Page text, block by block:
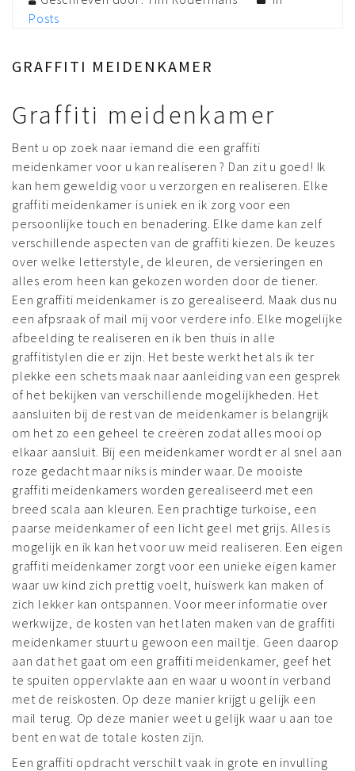
Posts
GRAFFITI MEIDENKAMER
Graffiti meidenkamer
Bent u op zoek naar iemand die een graffiti
meidenkamer voor u kan realiseren ? Dan zit u goed! Ik
kan hem geweldig voor u verzorgen en realiseren. Elke
graffiti meidenkamer is uniek en ik zorg voor een
persoonlijke touch en benadering. Elke dame kan zelf
verschillende aspecten van de graffiti kiezen. De keuzes
over welke letterstyle, de kleuren, de versieringen en
alles erom heen kan gekozen worden door de tiener.
Een graffiti meidenkamer is zo gerealiseerd. Maak dus nu
een afpsraak of mail mij voor verdere info. Elke mogelijke
afbeelding te realiseren en ik ben thuis in alle
graffitistylen die er zijn. Het beste werkt het als ik ter
plekke een schets maak naar aanleiding van een gesprek
of het bekijken van verschillende mogelijkheden. Het
aansluiten bij de rest van de meidenkamer is belangrijk
om het zo een geheel te creëren zodat alles mooi op
elkaar aansluit. Bij een meidenkamer wordt er al snel aan
roze gedacht maar niks is minder waar. De mooiste
graffiti meidenkamers worden gerealiseerd met een
breed scala aan kleuren. Een prachtige turkoise, een
paarse meidenkamer of een licht geel met grijs. Alles is
mogelijk en ik kan het voor uw meid realiseren. Een eigen
graffiti meidenkamer zorgt voor een unieke eigen kamer
waar uw kind zich prettig voelt, huiswerk kan maken of
zich lekker kan ontspannen. Voor meer informatie over
werkwijze, de kosten van het laten maken van de graffiti
meidenkamer stuurt u gewoon een mailtje. Geen daarop
aan dat het gaat om een graffiti meidenkamer, geef het
te spuiten oppervlakte aan en waar u woont in verband
met de reiskosten. Op deze manier krijgt u gelijk een
mail terug. Op deze manier weet u gelijk waar u aan toe
bent en wat de totale kosten zijn.
Een graffiti opdracht verschilt vaak in grote en invulling